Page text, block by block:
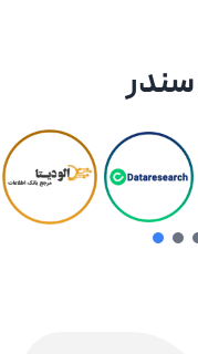
Item
1
of
10